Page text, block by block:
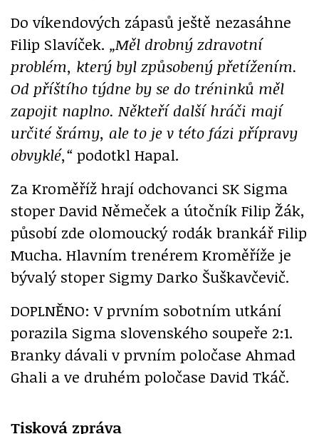
Do víkendových zápasů ještě nezasáhne
Filip Slavíček. „Měl drobný zdravotní
problém, který byl způsobený přetížením.
Od příštího týdne by se do tréninků měl
zapojit naplno. Někteří další hráči mají
určité šrámy, ale to je v této fázi přípravy
obvyklé,“ podotkl Hapal.
Za Kroměříž hrají odchovanci SK Sigma
stoper David Němeček a útočník Filip Žák,
působí zde olomoucký rodák brankář Filip
Mucha. Hlavním trenérem Kroměříže je
bývalý stoper Sigmy Darko Šuškavčevič.
DOPLNĚNO: V prvním sobotním utkání
porazila Sigma slovenského soupeře 2:1.
Branky dávali v prvním poločase Ahmad
Ghali a ve druhém poločase David Tkáč.
Tisková zpráva